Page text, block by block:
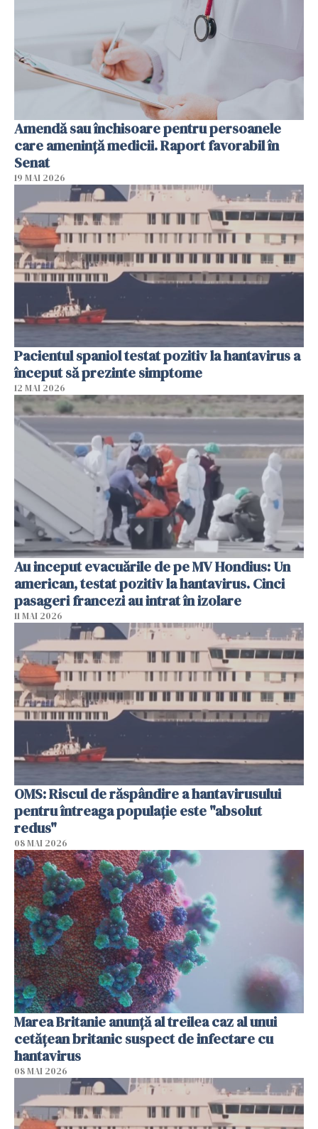
Amendă sau închisoare pentru persoanele
care ameninţă medicii. Raport favorabil în
Senat
19 MAI 2026
Pacientul spaniol testat pozitiv la hantavirus a
început să prezinte simptome
12 MAI 2026
Au inceput evacuările de pe MV Hondius: Un
american, testat pozitiv la hantavirus. Cinci
pasageri francezi au intrat în izolare
11 MAI 2026
OMS: Riscul de răspândire a hantavirusului
pentru întreaga populaţie este "absolut
redus"
08 MAI 2026
Marea Britanie anunţă al treilea caz al unui
cetăţean britanic suspect de infectare cu
hantavirus
08 MAI 2026